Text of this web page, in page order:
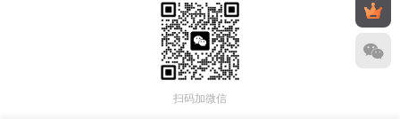
扫码加微信